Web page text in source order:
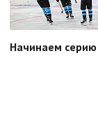
Начинаем